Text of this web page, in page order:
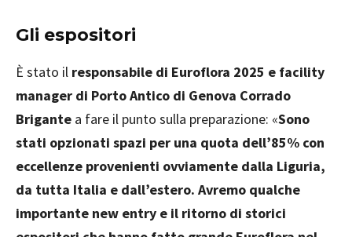
Gli espositori
È stato il responsabile di Euroflora 2025 e facility
manager di Porto Antico di Genova Corrado
Brigante a fare il punto sulla preparazione: «Sono
stati opzionati spazi per una quota dell’85% con
eccellenze provenienti ovviamente dalla Liguria,
da tutta Italia e dall’estero. Avremo qualche
importante new entry e il ritorno di storici